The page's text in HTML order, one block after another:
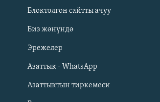
Русский
ОНЛАЙН ШЕРИНЕ
Блоктолгон сайтты ачуу
Биз жөнүндө
Эрежелер
Азаттык - WhatsApp
Азаттыктын тиркемеси